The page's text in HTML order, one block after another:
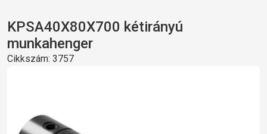
KPSA40X80X700 kétirányú
munkahenger
Cikkszám: 3757